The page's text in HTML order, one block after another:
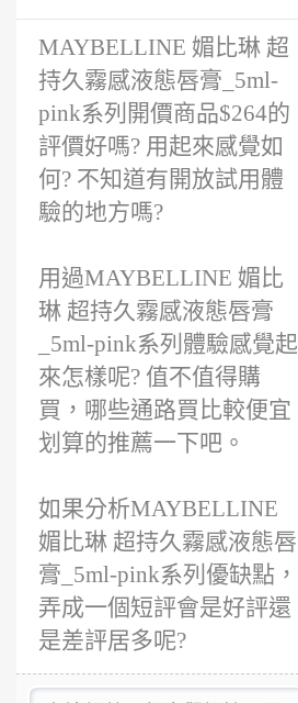
MAYBELLINE 媚比琳 超
持久霧感液態唇膏_5ml-
pink系列開價商品$264的
評價好嗎? 用起來感覺如
何? 不知道有開放試用體
驗的地方嗎?
用過MAYBELLINE 媚比
琳 超持久霧感液態唇膏
_5ml-pink系列體驗感覺起
來怎樣呢? 值不值得購
買，哪些通路買比較便宜
划算的推薦一下吧。
如果分析MAYBELLINE
媚比琳 超持久霧感液態唇
膏_5ml-pink系列優缺點，
弄成一個短評會是好評還
是差評居多呢?